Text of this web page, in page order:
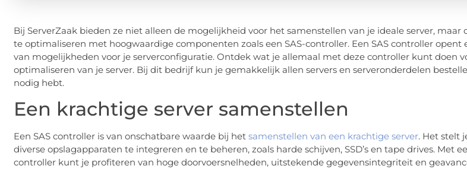
Bij ServerZaak bieden ze niet alleen de mogelijkheid voor het samenstellen van je ideale server, maar
te optimaliseren met hoogwaardige componenten zoals een SAS-controller. Een SAS controller opent
van mogelijkheden voor je serverconfiguratie. Ontdek wat je allemaal met deze controller kunt doen
optimaliseren van je server. Bij dit bedrijf kun je gemakkelijk allen servers en serveronderdelen
nodig hebt.
Een krachtige server samenstellen
Een SAS controller is van onschatbare waarde bij het samenstellen van een krachtige server. Het stelt
diverse opslagapparaten te integreren en te beheren, zoals harde schijven, SSD’s en tape drives. Met
controller kunt je profiteren van hoge doorvoersnelheden, uitstekende gegevensintegriteit en